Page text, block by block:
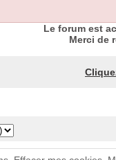
Le forum est
Merci de